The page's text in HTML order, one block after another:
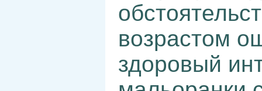
возрастом
здоровый